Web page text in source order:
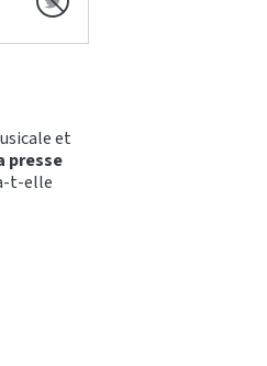
et
presse
t-elle